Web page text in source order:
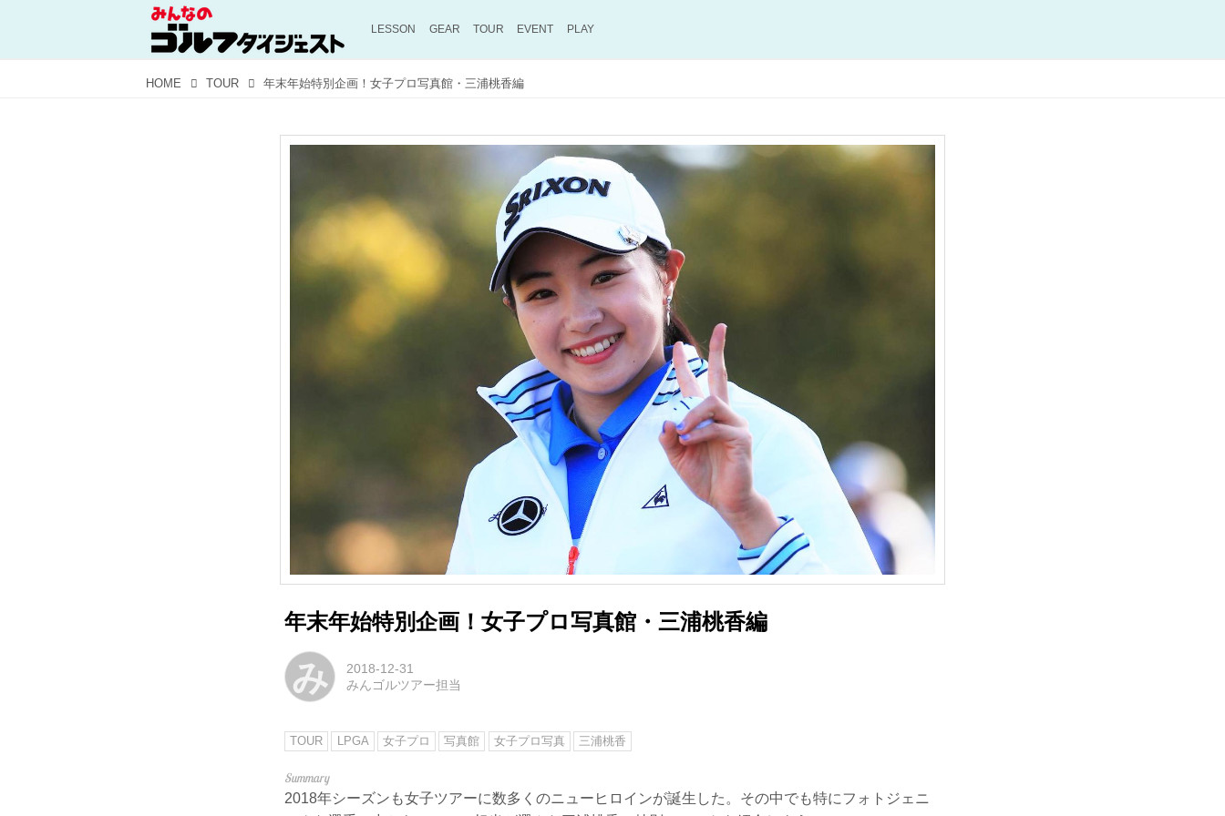
LESSON GEAR TOUR EVENT PLAY
HOME TOUR 年末年始特別企画！女子プロ写真館・三浦桃香編
年末年始特別企画！女子プロ写真館・三浦桃香編
み
2018-12-31
みんゴルツアー担当
TOUR LPGA 女子プロ 写真館 女子プロ写真 三浦桃香
2018年シーズンも女子ツアーに数多くのニューヒロインが誕生した。その中でも特にフォトジェニ